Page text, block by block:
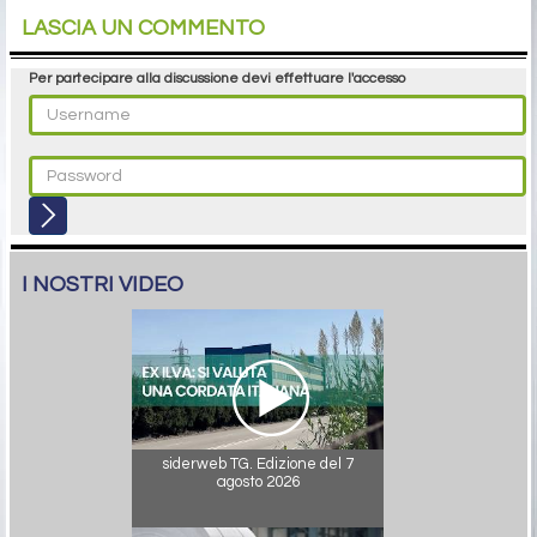
LASCIA UN COMMENTO
Per partecipare alla discussione devi effettuare l'accesso
I NOSTRI VIDEO
siderweb TG. Edizione del 7
agosto 2026